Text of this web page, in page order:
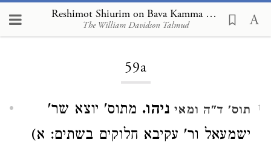
Reshimot Shiurim on Bava Kamma 59a
The William Davidson Talmud
Loading...
59a
1 תוס' ד"ה ומאי ניהו. מתוס' יוצא שר'
ישמעאל ור' עקיבא חלוקים בשתים: א)